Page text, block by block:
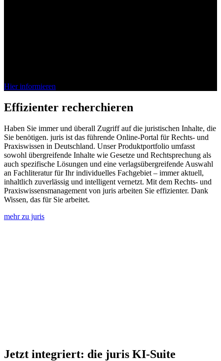
Hier informieren
Effizienter recherchieren
Haben Sie immer und überall Zugriff auf die juristischen Inhalte, die
Sie benötigen. juris ist das führende Online-Portal für Rechts- und
Praxiswissen in Deutschland. Unser Produktportfolio umfasst
sowohl übergreifende Inhalte wie Gesetze und Rechtsprechung als
auch spezifische Lösungen und eine verlagsübergreifende Auswahl
an Fachliteratur für Ihr individuelles Fachgebiet – immer aktuell,
inhaltlich zuverlässig und intelligent vernetzt. Mit dem Rechts- und
Praxiswissensmanagement von juris arbeiten Sie effizienter. Dank
Wissen, das für Sie arbeitet.
mehr zu juris
Jetzt integriert: die juris KI-Suite